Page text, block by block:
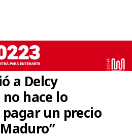
a Delcy
no hace lo
un precio